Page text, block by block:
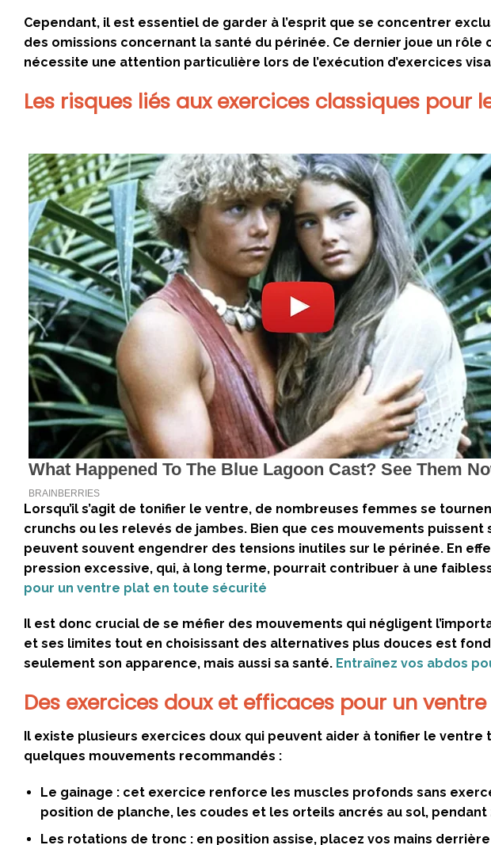
Cependant, il est essentiel de garder à l’esprit que se concentrer
des omissions concernant la santé du périnée. Ce dernier joue un
nécessite une attention particulière lors de l’exécution d’exercices
Les risques liés aux exercices classiques pour
Lorsqu’il s’agit de tonifier le ventre, de nombreuses femmes se
crunchs ou les relevés de jambes. Bien que ces mouvements
peuvent souvent engendrer des tensions inutiles sur le périnée. En
pression excessive, qui, à long terme, pourrait contribuer à une
pour un ventre plat en toute sécurité
Il est donc crucial de se méfier des mouvements qui négligent
et ses limites tout en choisissant des alternatives plus douces est
seulement son apparence, mais aussi sa santé. Entraînez vos abdos
Des exercices doux et efficaces pour un
Il existe plusieurs exercices doux qui peuvent aider à tonifier le ventre
quelques mouvements recommandés :
Le gainage :cet exercice renforce les muscles profonds sans
position de planche, les coudes et les orteils ancrés au sol, pendant
Les rotations de tronc :en position assise, placez vos mains